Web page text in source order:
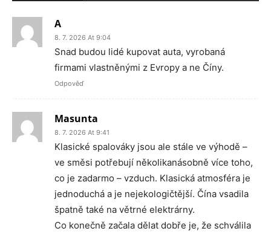
A
8. 7. 2026 At 9:04
Snad budou lidé kupovat auta, vyrobaná
firmami vlastněnými z Evropy a ne Číny.
Odpověď
Masunta
8. 7. 2026 At 9:41
Klasické spalováky jsou ale stále ve výhodě –
ve směsi potřebují několikanásobně více toho,
co je zadarmo – vzduch. Klasická atmosféra je
jednoduchá a je nejekologičtější. Čína vsadila
špatně také na větrné elektrárny.
Co konečně začala dělat dobře je, že schválila